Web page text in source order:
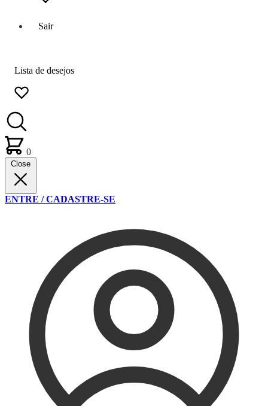
Sair
Lista de desejos
0
Close
ENTRE / CADASTRE-SE